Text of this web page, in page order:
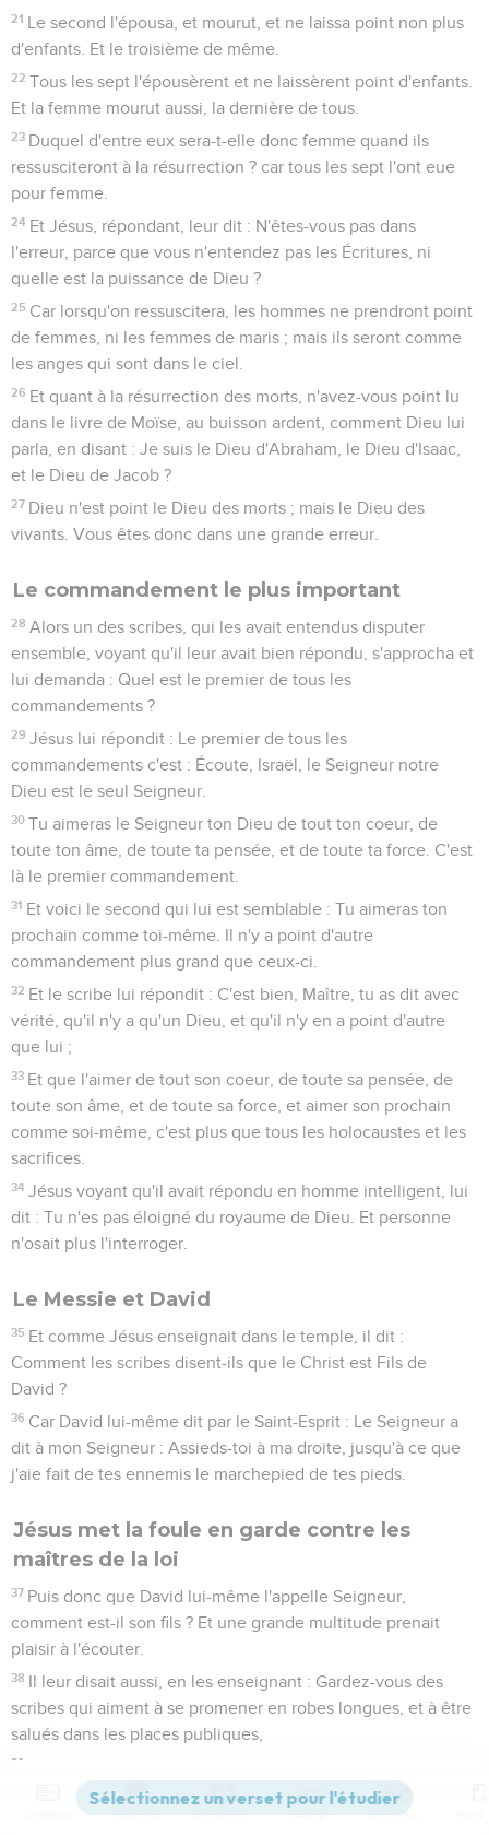
21 Le second l'épousa, et mourut, et ne laissa point non plus
d'enfants. Et le troisième de même.
22 Tous les sept l'épousèrent et ne laissèrent point d'enfants.
Et la femme mourut aussi, la dernière de tous.
23 Duquel d'entre eux sera-t-elle donc femme quand ils
ressusciteront à la résurrection ? car tous les sept l'ont eue
pour femme.
24 Et Jésus, répondant, leur dit : N'êtes-vous pas dans
l'erreur, parce que vous n'entendez pas les Écritures, ni
quelle est la puissance de Dieu ?
25 Car lorsqu'on ressuscitera, les hommes ne prendront point
de femmes, ni les femmes de maris ; mais ils seront comme
les anges qui sont dans le ciel.
26 Et quant à la résurrection des morts, n'avez-vous point lu
dans le livre de Moïse, au buisson ardent, comment Dieu lui
parla, en disant : Je suis le Dieu d'Abraham, le Dieu d'Isaac,
et le Dieu de Jacob ?
27 Dieu n'est point le Dieu des morts ; mais le Dieu des
vivants. Vous êtes donc dans une grande erreur.
Le commandement le plus important
28 Alors un des scribes, qui les avait entendus disputer
ensemble, voyant qu'il leur avait bien répondu, s'approcha et
lui demanda : Quel est le premier de tous les
commandements ?
29 Jésus lui répondit : Le premier de tous les
commandements c'est : Écoute, Israël, le Seigneur notre
Dieu est le seul Seigneur.
30 Tu aimeras le Seigneur ton Dieu de tout ton coeur, de
toute ton âme, de toute ta pensée, et de toute ta force. C'est
là le premier commandement.
31 Et voici le second qui lui est semblable : Tu aimeras ton
prochain comme toi-même. Il n'y a point d'autre
commandement plus grand que ceux-ci.
32 Et le scribe lui répondit : C'est bien, Maître, tu as dit avec
vérité, qu'il n'y a qu'un Dieu, et qu'il n'y en a point d'autre
que lui ;
33 Et que l'aimer de tout son coeur, de toute sa pensée, de
toute son âme, et de toute sa force, et aimer son prochain
comme soi-même, c'est plus que tous les holocaustes et les
sacrifices.
34 Jésus voyant qu'il avait répondu en homme intelligent, lui
dit : Tu n'es pas éloigné du royaume de Dieu. Et personne
n'osait plus l'interroger.
Le Messie et David
35 Et comme Jésus enseignait dans le temple, il dit :
Comment les scribes disent-ils que le Christ est Fils de
David ?
36 Car David lui-même dit par le Saint-Esprit : Le Seigneur a
dit à mon Seigneur : Assieds-toi à ma droite, jusqu'à ce que
j'aie fait de tes ennemis le marchepied de tes pieds.
Jésus met la foule en garde contre les
maîtres de la loi
37 Puis donc que David lui-même l'appelle Seigneur,
comment est-il son fils ? Et une grande multitude prenait
plaisir à l'écouter.
38 Il leur disait aussi, en les enseignant : Gardez-vous des
scribes qui aiment à se promener en robes longues, et à être
salués dans les places publiques,
39
les premières places dans les festins,
Versions Commentaires Strong